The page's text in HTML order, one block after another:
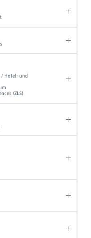
/ Hotel- und
(ZLS)